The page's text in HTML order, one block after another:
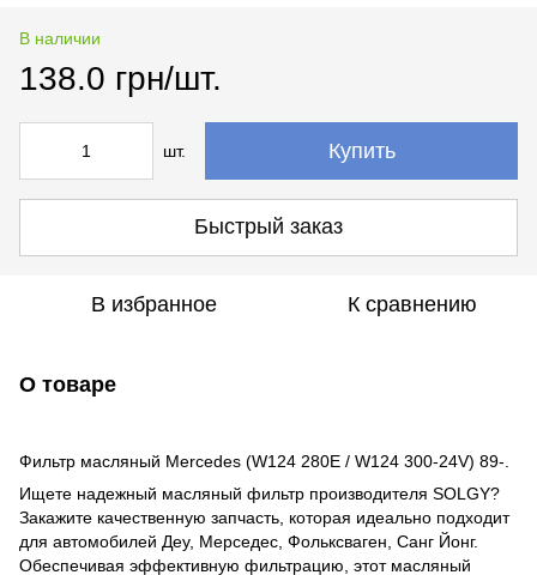
В наличии
138.0 грн/шт.
шт. Купить
Быстрый заказ
В избранное К сравнению
О товаре
Фильтр масляный Mercedes (W124 280E / W124 300-24V) 89-.
Ищете надежный масляный фильтр производителя SOLGY?
Закажите качественную запчасть, которая идеально подходит
для автомобилей Деу, Мерседес, Фольксваген, Санг Йонг.
Обеспечивая эффективную фильтрацию, этот масляный